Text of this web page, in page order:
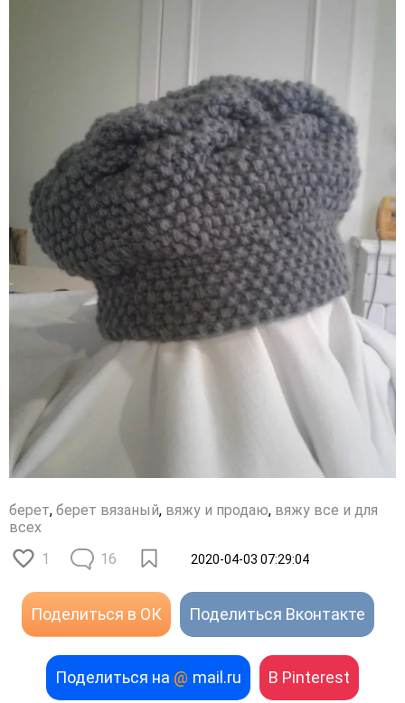
берет, берет вязаный, вяжу и продаю, вяжу все и для
всех
1
16 2020-04-03 07:29:04
Поделиться в ОК Поделиться Вконтакте
Поделиться на @ mail.ru В Pinterest